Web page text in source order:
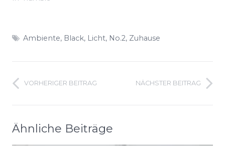
Ambiente, Black, Licht, No.2, Zuhause
VORHERIGER BEITRAG NÄCHSTER BEITRAG
Ähnliche Beiträge